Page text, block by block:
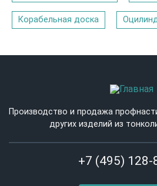
Корабельная доска
Производство и продажа
других изделий из
+7 (495) 128-